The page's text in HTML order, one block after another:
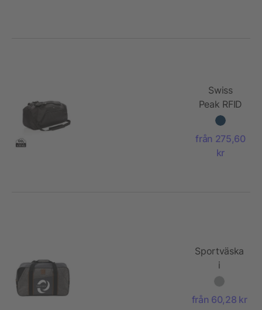
Swiss
Peak RFID
sport
duffle &
ryggsäck
från 275,60
kr
Sportväska
i
polycanvas
från 60,28 kr